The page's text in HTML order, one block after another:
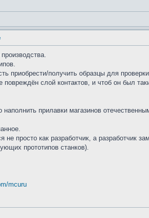
приобрести/получить образцы для
слой контактов, и чтоб он был
прилавки магазинов
просто как разработчик, а разработчик
прототипов станков).
mcuru